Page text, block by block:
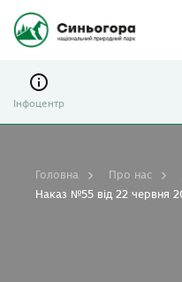
Інфоцентр
Головна Про нас
Наказ №55 від 22 червня